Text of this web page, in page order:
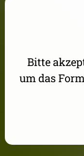
Bitte
um das